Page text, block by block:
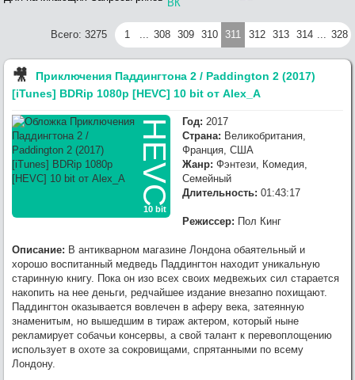
1080p [HEVC] 10 bit от OldGamer (RG RIPS CLUB) выложил,
7/25/2026, 4:10:07 PM Гл. Админ : Переезд завершен. Ближайшие 4
месяца буду сильно занят. Зимой доделаю функционал сайта.
7/25/2026, 2:46:59 PM
работу.
7/25/2026, 2:14:25 PM Гл. Админ:Сайт на новом сервере. Осталось
7/24/2026, 9:41:02 PM Glasgo:Раздайте, пожалуйста,
Тинтина: Тайна Единорога / The Adventures of Tintin: The Secret of the
Unicorn (2011) [USA Transfer] BDRip 1080p [HEVC] 10 bit от -Star-Lord-
(RG RIPS CLUB)
7/23/2026, 9:04:21 PM Werwolf2517: OldGamer, omg, надеюсь всё
обойдётся лёгким испугом.. готов оказать посильную помощь, в
сервачках понимаю, работа такая.
хз, настроения и желания нет от
слова совсем
1 ... 308 309 310 311 312 313 314 ... 328
Всего: 3275
🎥︎
Приключения Паддингтона 2 / Paddington 2 (2017)
[iTunes] BDRip 1080p [HEVC] 10 bit от Alex_A
HEVC
10 bit
Год: 2017
Страна: Великобритания,
Франция, США
Жанр: Фэнтези, Комедия,
Семейный
Длительность: 01:43:17
Режиссер: Пол Кинг
Описание: В антикварном магазине Лондона обаятельный и
хорошо воспитанный медведь Паддингтон находит уникальную
старинную книгу. Пока он изо всех своих медвежьих сил старается
накопить на нее деньги, редчайшее издание внезапно похищают.
Паддингтон оказывается вовлечен в аферу века, затеянную
знаменитым, но вышедшим в тираж актером, который ныне
рекламирует собачьи консервы, а свой талант к перевоплощению
использует в охоте за сокровищами, спрятанными по всему
Лондону.